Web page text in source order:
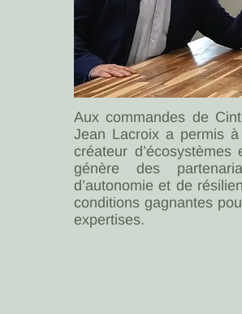
Aux commandes de
Jean Lacroix a permis
créateur
génère des
d’autonomie et de
conditions gagnantes
expertises.